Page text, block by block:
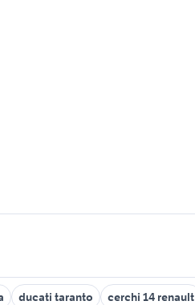
ducati taranto cerchi 14 renault